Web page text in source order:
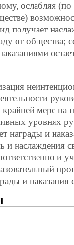
ослабляя
получает
от общества;
мере на
уровнях
награды и
и наслаждения
и
и наказания